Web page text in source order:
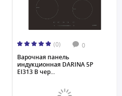
(0) 0
Варочная панель
индукционная DARINA 5P
EI313 B чер...